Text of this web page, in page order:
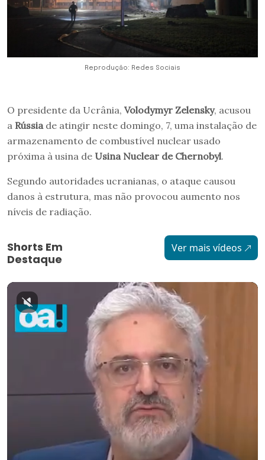
Reprodução: Redes Sociais
O presidente da Ucrânia, Volodymyr Zelensky, acusou
a Rússia de atingir neste domingo, 7, uma instalação de
armazenamento de combustível nuclear usado
próxima à usina de Usina Nuclear de Chernobyl.
Segundo autoridades ucranianas, o ataque causou
danos à estrutura, mas não provocou aumento nos
níveis de radiação.
Shorts Em
Destaque
Ver mais vídeos